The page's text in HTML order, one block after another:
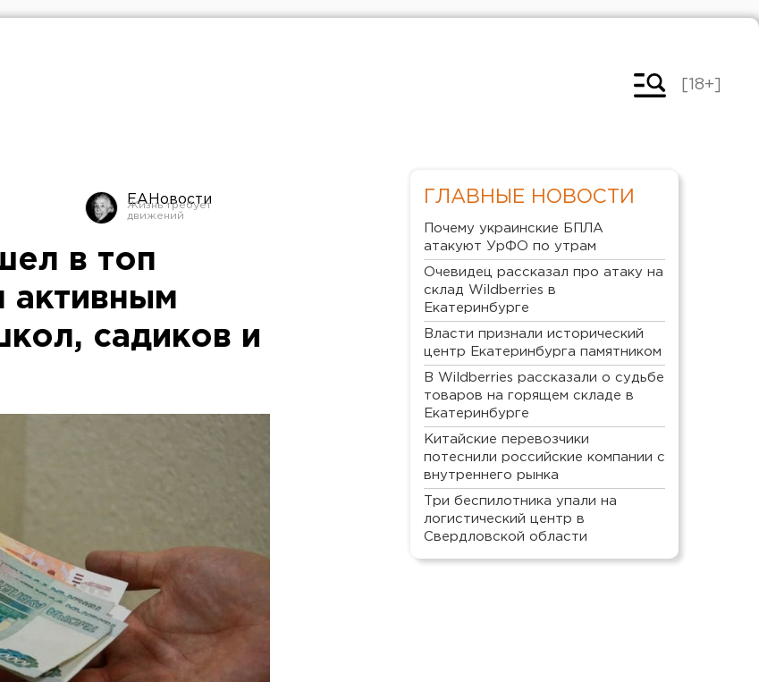
[18+]
ЕАНовости
в топ
активным
садиков и
ГЛАВНЫЕ НОВОСТИ
Почему украинские БПЛА
атакуют УрФО по утрам
Очевидец рассказал про атаку на
склад Wildberries в
Екатеринбурге
Власти признали исторический
центр Екатеринбурга памятником
В Wildberries рассказали о судьбе
товаров на горящем складе в
Екатеринбурге
Китайские перевозчики
потеснили российские компании с
внутреннего рынка
Три беспилотника упали на
логистический центр в
Свердловской области